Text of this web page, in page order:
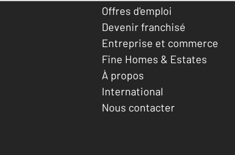
Offres d'emploi
Devenir franchisé
Entreprise et commerce
Fine Homes & Estates
À propos
International
Nous contacter